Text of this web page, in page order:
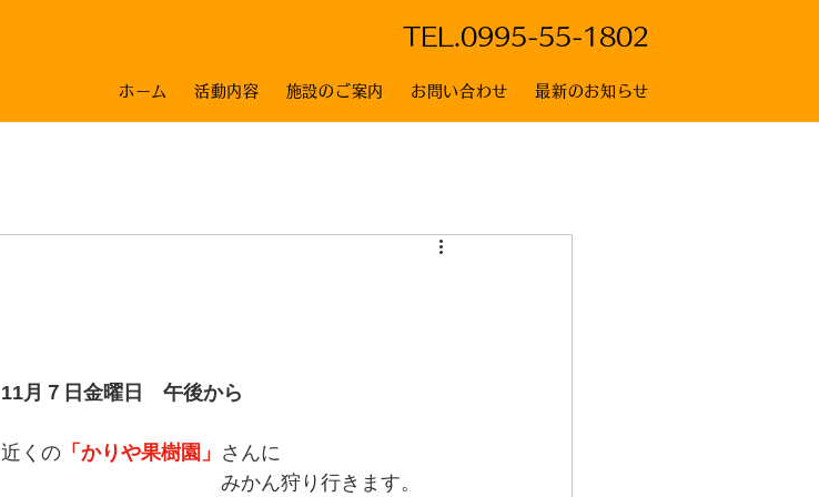
TEL. 0995-55-1802
ホーム 活動内容 施設のご案内 お問い合わせ 最新のお知らせ
11月７日金曜日　午後から
近くの 「かりや果樹園」 さんに
みかん狩り行きます。